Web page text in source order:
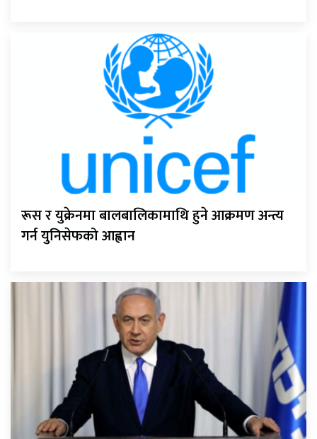
रूस र युक्रेनमा बालबालिकामाथि हुने आक्रमण अन्त्य
गर्न युनिसेफको आह्वान